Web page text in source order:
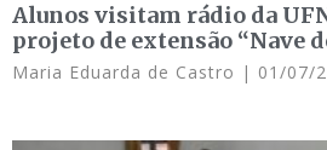
Alunos visitam rádio da
projeto de extensão “Nave
Maria Eduarda de Castro 01/07/